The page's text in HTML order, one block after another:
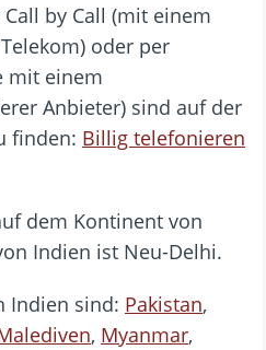
by Call (mit einem
oder per
mit einem
Anbieter) sind auf der
finden: Billig telefonieren
dem Kontinent von
Indien ist Neu-Delhi.
Indien sind: Pakistan,
, Myanmar,